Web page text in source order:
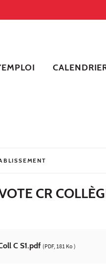
CR
C S1.pdf (PDF, 181 Ko )